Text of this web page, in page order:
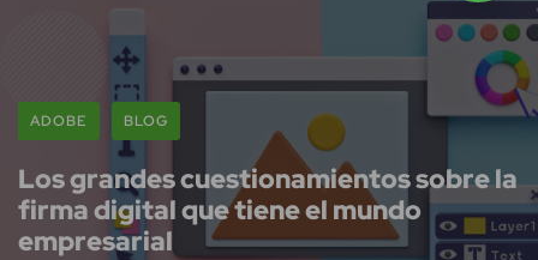
ADOBE BLOG
Los grandes cuestionamientos sobre la
firma digital que tiene el mundo
empresarial